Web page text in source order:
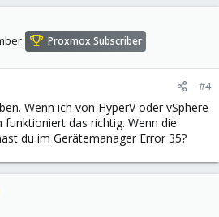
Proxmox Subscriber
#4
Wenn ich von HyperV oder vSphere
das richtig. Wenn die
du im Gerätemanager Error 35?